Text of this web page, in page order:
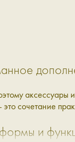
сочетание
и